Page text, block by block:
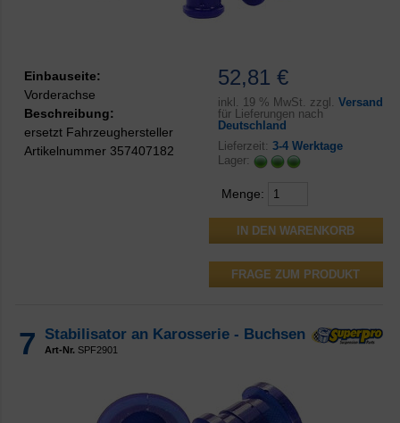
52,81 €
inkl. 19 % MwSt. zzgl. Versand
für Lieferungen nach
Deutschland
Lieferzeit: 3-4 Werktage
Lager:
Menge:
FRAGE ZUM PRODUKT
Einbauseite:
Vorderachse
Beschreibung:
ersetzt Fahrzeughersteller
Artikelnummer 357407182
7 Stabilisator an Karosserie - Buchsen
Art-Nr. SPF2901